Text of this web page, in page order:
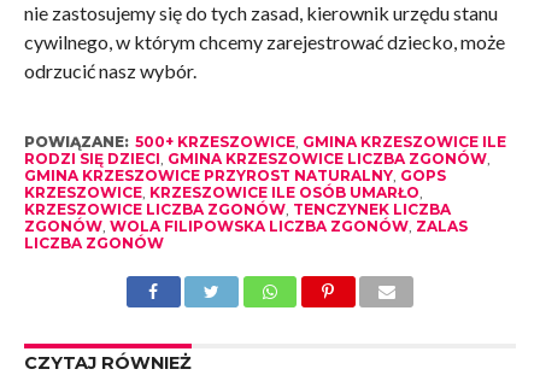
nie zastosujemy się do tych zasad, kierownik urzędu stanu
cywilnego, w którym chcemy zarejestrować dziecko, może
odrzucić nasz wybór.
POWIĄZANE: 500+ KRZESZOWICE, GMINA KRZESZOWICE ILE
RODZI SIĘ DZIECI, GMINA KRZESZOWICE LICZBA ZGONÓW,
GMINA KRZESZOWICE PRZYROST NATURALNY, GOPS
KRZESZOWICE, KRZESZOWICE ILE OSÓB UMARŁO,
KRZESZOWICE LICZBA ZGONÓW, TENCZYNEK LICZBA
ZGONÓW, WOLA FILIPOWSKA LICZBA ZGONÓW, ZALAS
LICZBA ZGONÓW
CZYTAJ RÓWNIEŻ